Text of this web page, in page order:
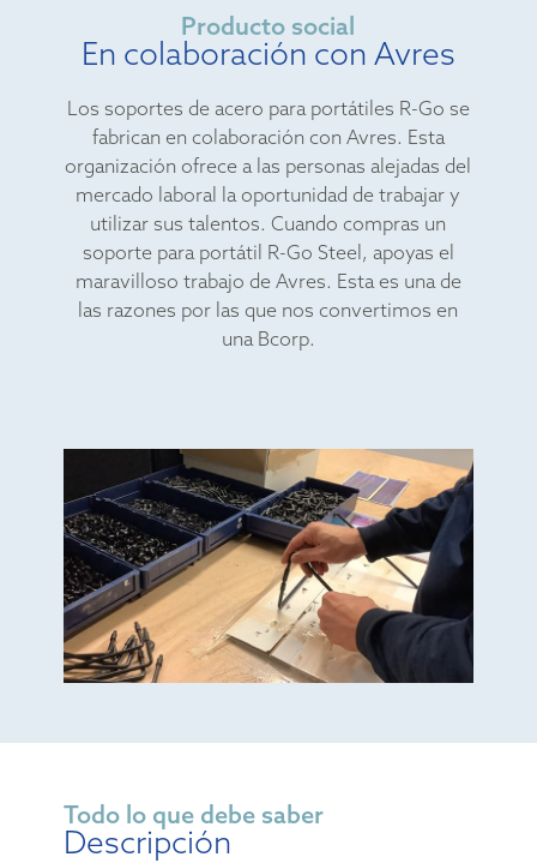
Producto social
En colaboración con Avres
Los soportes de acero para portátiles R-Go se
fabrican en colaboración con Avres. Esta
organización ofrece a las personas alejadas del
mercado laboral la oportunidad de trabajar y
utilizar sus talentos. Cuando compras un
soporte para portátil R-Go Steel, apoyas el
maravilloso trabajo de Avres. Esta es una de
las razones por las que nos convertimos en
una Bcorp.
Todo lo que debe saber
Descripción